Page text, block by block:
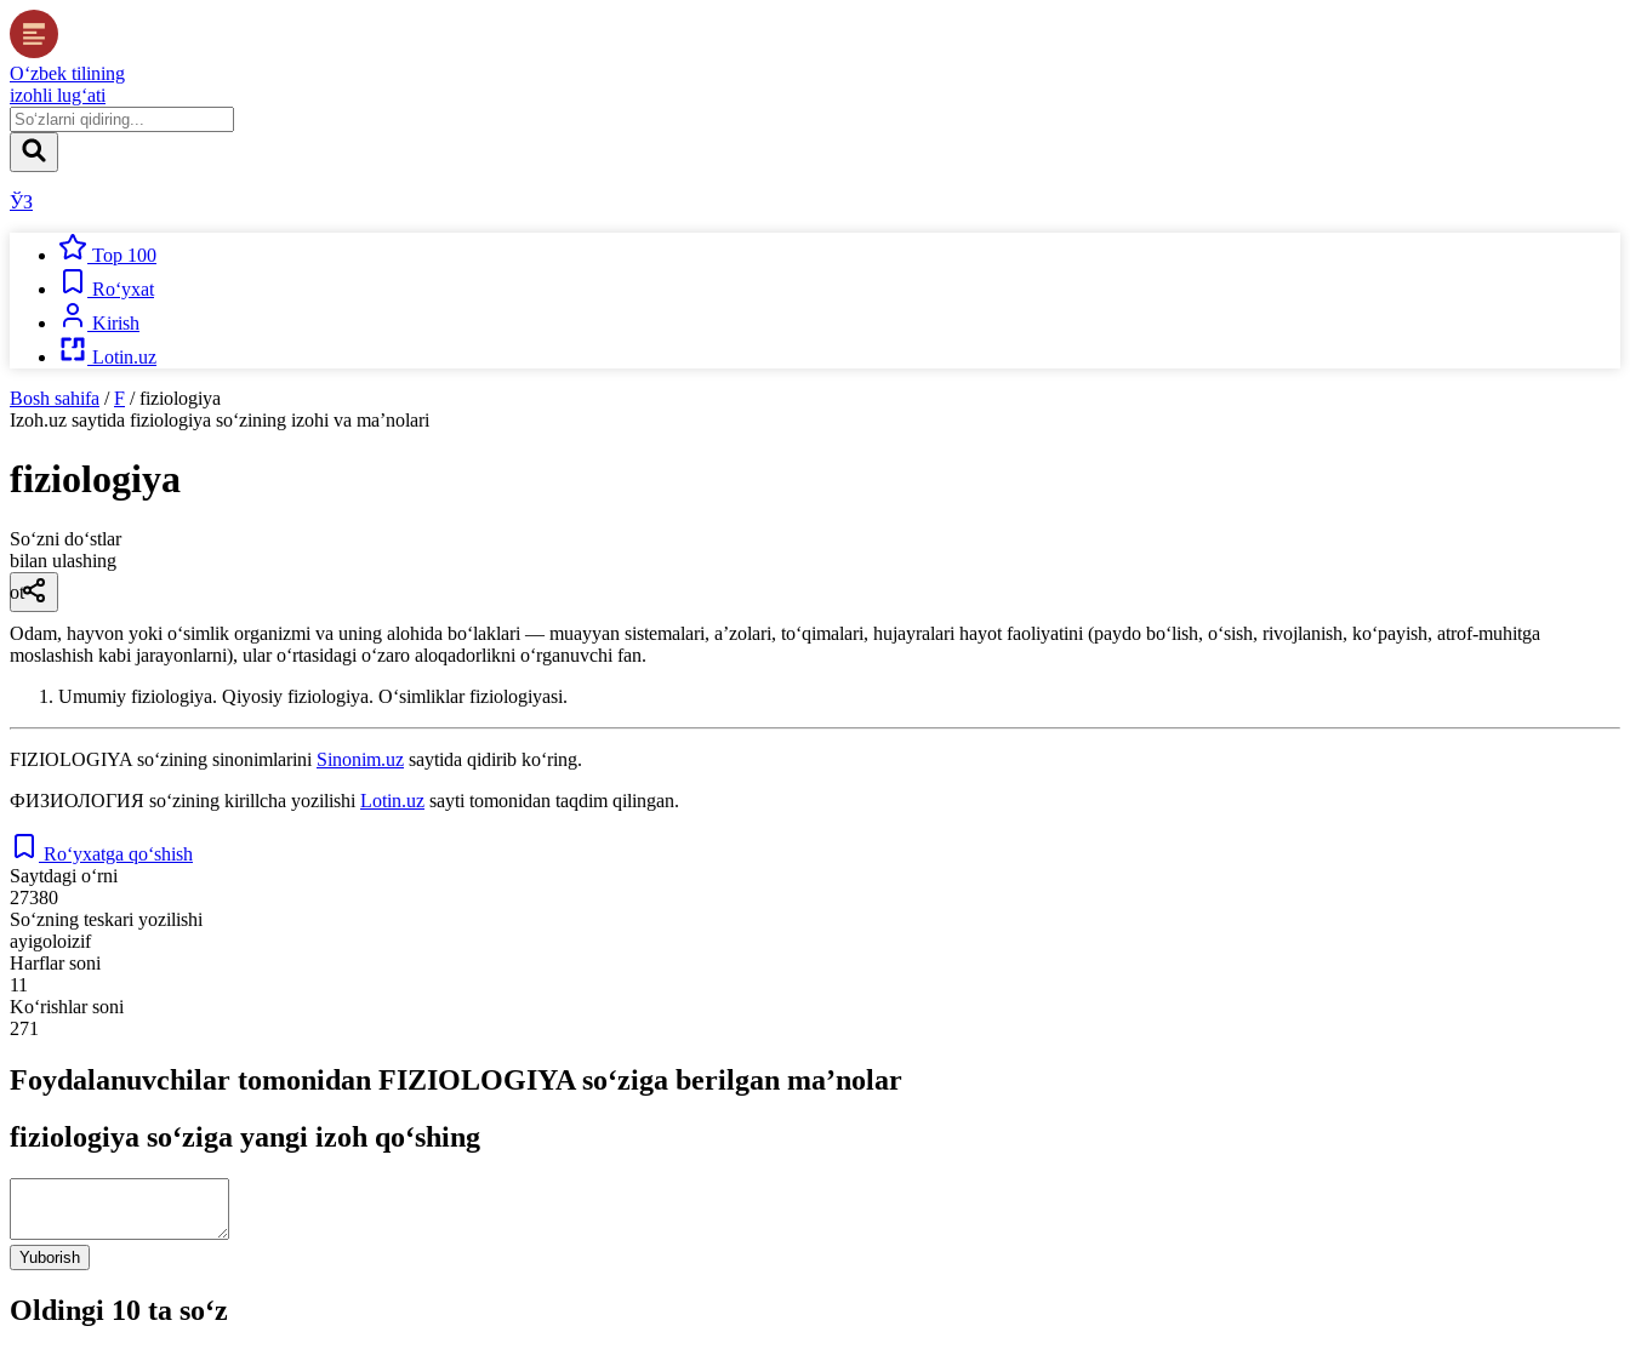
O‘zbek tilining
izohli lug‘ati
ЎЗ
Top 100
Ro‘yxat
Kirish
Lotin.uz
Bosh sahifa / F / fiziologiya
Izoh.uz saytida fiziologiya so‘zining izohi va ma’nolari
fiziologiya
So‘zni do‘stlar
bilan ulashing
ot
Odam, hayvon yoki oʻsimlik organizmi va uning alohida boʻlaklari — muayyan sistemalari, aʼzolari, toʻqimalari, hujayralari hayot faoliyatini (paydo boʻlish, oʻsish, rivojlanish, koʻpayish, atrof-muhitga
moslashish kabi jarayonlarni), ular oʻrtasidagi oʻzaro aloqadorlikni oʻrganuvchi fan.
Umumiy fiziologiya. Qiyosiy fiziologiya. Oʻsimliklar fiziologiyasi.
FIZIOLOGIYA so‘zining sinonimlarini Sinonim.uz saytida qidirib ko‘ring.
ФИЗИОЛОГИЯ so‘zining kirillcha yozilishi Lotin.uz sayti tomonidan taqdim qilingan.
Ro‘yxatga qo‘shish
Saytdagi o‘rni
27380
So‘zning teskari yozilishi
ayigoloizif
Harflar soni
11
Ko‘rishlar soni
271
Foydalanuvchilar tomonidan FIZIOLOGIYA so‘ziga berilgan ma’nolar
fiziologiya so‘ziga yangi izoh qo‘shing
Yuborish
Oldingi 10 ta so‘z